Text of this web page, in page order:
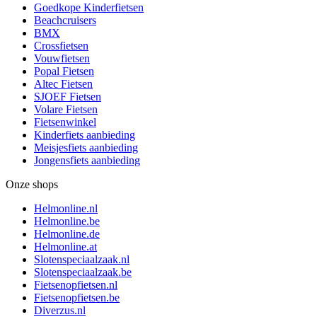
Goedkope Kinderfietsen
Beachcruisers
BMX
Crossfietsen
Vouwfietsen
Popal Fietsen
Altec Fietsen
SJOEF Fietsen
Volare Fietsen
Fietsenwinkel
Kinderfiets aanbieding
Meisjesfiets aanbieding
Jongensfiets aanbieding
Onze shops
Helmonline.nl
Helmonline.be
Helmonline.de
Helmonline.at
Slotenspeciaalzaak.nl
Slotenspeciaalzaak.be
Fietsenopfietsen.nl
Fietsenopfietsen.be
Diverzus.nl